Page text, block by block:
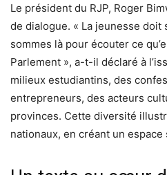
Le président du RJP, Roger
de dialogue. « La jeunesse doit
sommes là pour écouter ce
Parlement », a-t-il déclaré à
milieux estudiantins, des
entrepreneurs, des acteurs
provinces. Cette diversité
nationaux, en créant un